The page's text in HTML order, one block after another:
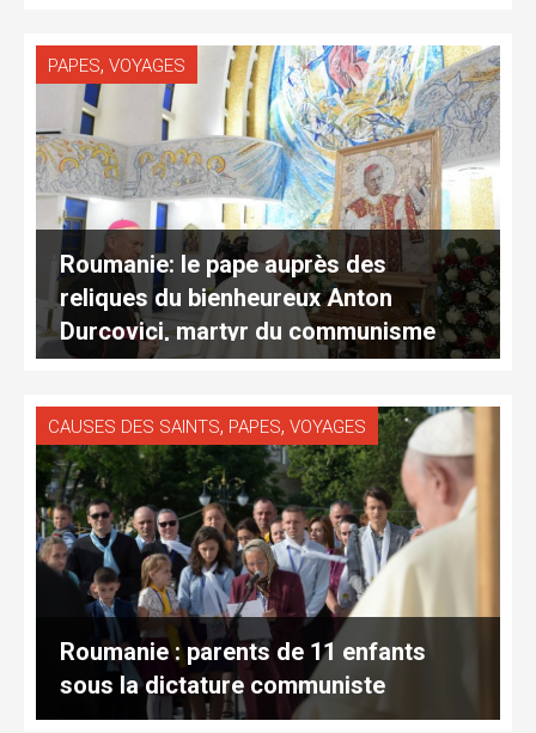
PAPES, VOYAGES
Roumanie: le pape auprès des
reliques du bienheureux Anton
Durcovici, martyr du communisme
CAUSES DES SAINTS, PAPES, VOYAGES
Roumanie : parents de 11 enfants
sous la dictature communiste